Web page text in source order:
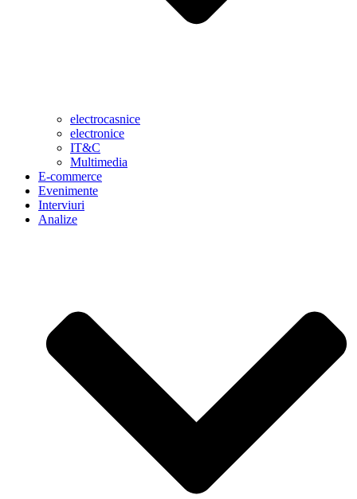
electrocasnice
electronice
IT&C
Multimedia
E-commerce
Evenimente
Interviuri
Analize